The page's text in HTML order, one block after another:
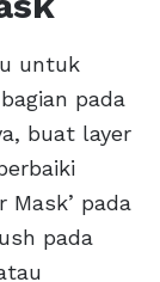
untuk
pada
buat layer
Mask’ pada
pada